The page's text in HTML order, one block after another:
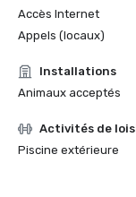
Accès Internet
Appels (locaux)
Installations
Animaux acceptés
Activités de
Piscine extérieure